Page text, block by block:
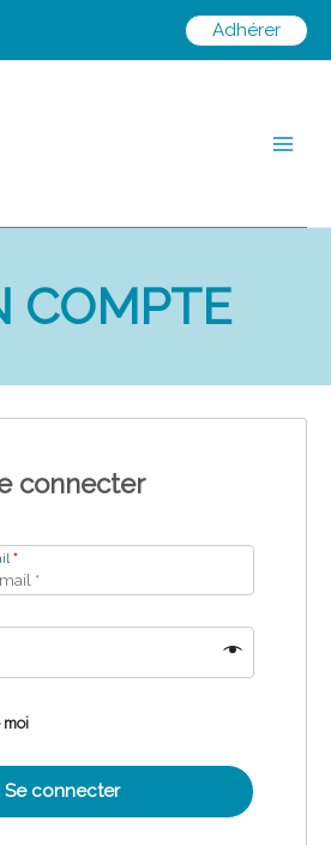
Adhérer
COMPTE
connecter
*
moi
Se connecter